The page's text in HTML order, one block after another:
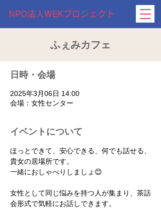
NPO法人WEKプロジェクト
ふぇみカフェ
日時・会場
2025年3月06日 14:00
会場：女性センター
イベントについて
ほっとできて、安心できる、何でも話せる、
貴女の居場所です。
一緒におしゃべりしましょ😊
女性として同じ悩みを持つ人が集まり、茶話
会形式で気軽にお話しできます。